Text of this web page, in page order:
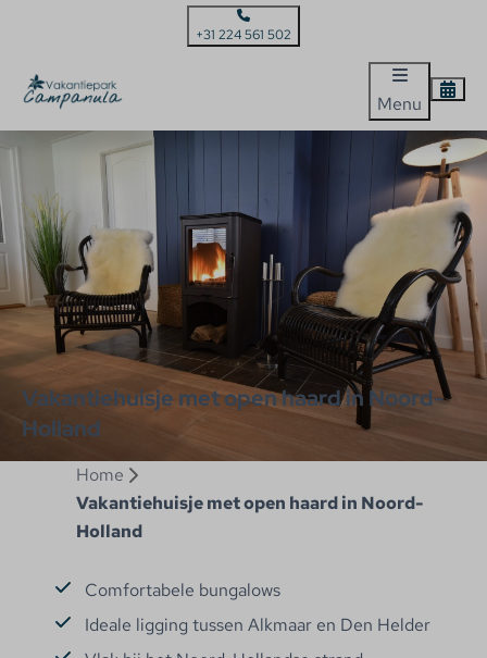
+31 224 561 502
Menu
Vakantiehuisje met open haard in Noord-
Holland
Home
Vakantiehuisje met open haard in Noord-
Holland
Comfortabele bungalows
Ideale ligging tussen Alkmaar en Den Helder